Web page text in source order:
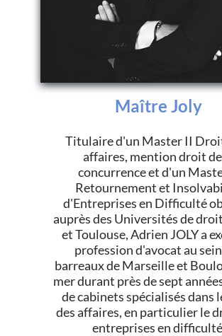
Maître Joly
Titulaire d'un Master II
affaires, mention droit
concurrence et d'un
Retournement et
d'Entreprises en Difficulté
auprès des Universités de
et Toulouse, Adrien JOLY a
profession d'avocat au
barreaux de Marseille et
mer durant près de sept
de cabinets spécialisés dans
des affaires, en particulier le
entreprises en